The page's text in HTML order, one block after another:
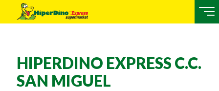
HIPERDINO EXPRESS C.C.
SAN MIGUEL